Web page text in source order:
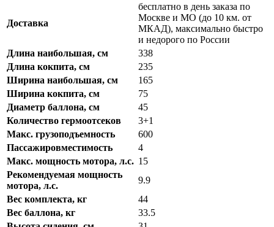
Доставка
бесплатно в день заказа по
Москве и МО (до 10 км. от
МКАД), максимально быстро
и недорого по России
Длина наибольшая, см
338
Длина кокпита, см
235
Ширина наибольшая, см
165
Ширина кокпита, см
75
Диаметр баллона, см
45
Количество гермоотсеков
3+1
Макс. грузоподъемность
600
Пассажировместимость
4
Макс. мощность мотора, л.с. 15
Рекомендуемая мощность
мотора, л.с.
9.9
Вес комплекта, кг
44
Вес баллона, кг
33.5